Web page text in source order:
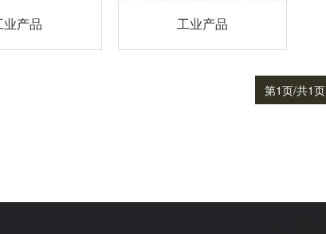
业产品 工业产品
第1页/共1页